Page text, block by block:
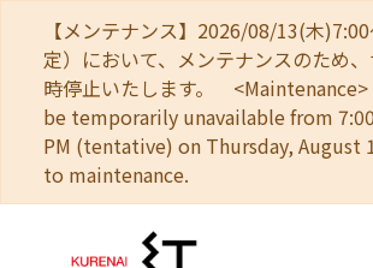
【メンテナンス】2026/08/13(木
定）において、メンテナンスのため
時停止いたします。
be temporarily unavailable from
PM (tentative) on Thursday, August
to maintenance.